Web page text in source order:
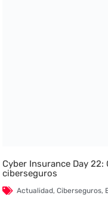
Cyber Insurance Day
ciberseguros
Actualidad,Ciberseguros,